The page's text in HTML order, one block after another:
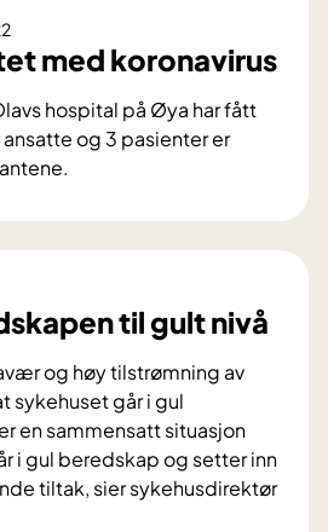
med koronavirus
hospital på Øya har fått
og 3 pasienter er
til gult nivå
og høy tilstrømning av
sykehuset går i gul
en sammensatt situasjon
i gul beredskap og setter inn
tiltak, sier sykehusdirektør